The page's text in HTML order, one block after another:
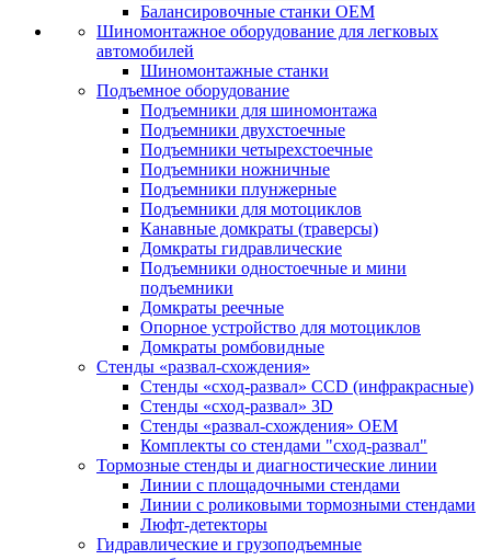
Балансировочные станки ОЕМ
Шиномонтажное оборудование для легковых
автомобилей
Шиномонтажные станки
Подъемное оборудование
Подъемники для шиномонтажа
Подъемники двухстоечные
Подъемники четырехстоечные
Подъемники ножничные
Подъемники плунжерные
Подъемники для мотоциклов
Канавные домкраты (траверсы)
Домкраты гидравлические
Подъемники одностоечные и мини
подъемники
Домкраты реечные
Опорное устройство для мотоциклов
Домкраты ромбовидные
Стенды «развал-схождения»
Стенды «сход-развал» CCD (инфракрасные)
Стенды «сход-развал» 3D
Стенды «развал-схождения» ОЕМ
Комплекты со стендами "сход-развал"
Тормозные стенды и диагностические линии
Линии с площадочными стендами
Линии с роликовыми тормозными стендами
Люфт-детекторы
Гидравлические и грузоподъемные